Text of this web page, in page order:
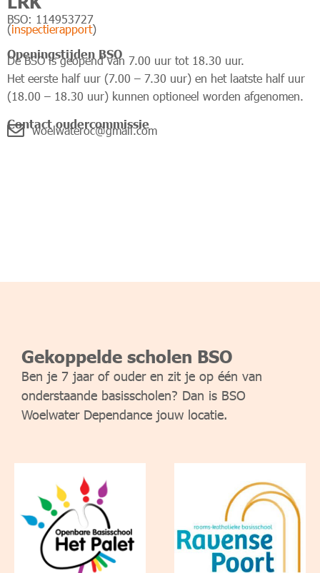
BSO: 114953727
(inspectierapport)
Openingstijden BSO
De BSO is geopend van 7.00 uur tot 18.30 uur.
Het eerste half uur (7.00 – 7.30 uur) en het laatste half uur
(18.00 – 18.30 uur) kunnen optioneel worden afgenomen.
Contact oudercommissie
woelwateroc@gmail.com
Gekoppelde scholen BSO
Ben je 7 jaar of ouder en zit je op één van
onderstaande basisscholen? Dan is BSO
Woelwater Dependance jouw locatie.